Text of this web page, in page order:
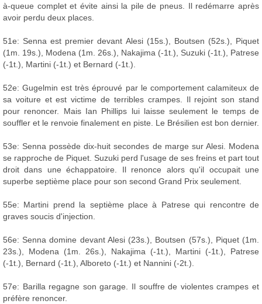
à-queue complet et évite ainsi la pile de pneus. Il redémarre après
avoir perdu deux places.
51e: Senna est premier devant Alesi (15s.), Boutsen (52s.), Piquet
(1m. 19s.), Modena (1m. 26s.), Nakajima (-1t.), Suzuki (-1t.), Patrese
(-1t.), Martini (-1t.) et Bernard (-1t.).
52e: Gugelmin est très éprouvé par le comportement calamiteux de
sa voiture et est victime de terribles crampes. Il rejoint son stand
pour renoncer. Mais Ian Phillips lui laisse seulement le temps de
souffler et le renvoie finalement en piste. Le Brésilien est bon dernier.
53e: Senna possède dix-huit secondes de marge sur Alesi. Modena
se rapproche de Piquet. Suzuki perd l'usage de ses freins et part tout
droit dans une échappatoire. Il renonce alors qu'il occupait une
superbe septième place pour son second Grand Prix seulement.
55e: Martini prend la septième place à Patrese qui rencontre de
graves soucis d'injection.
56e: Senna domine devant Alesi (23s.), Boutsen (57s.), Piquet (1m.
23s.), Modena (1m. 26s.), Nakajima (-1t.), Martini (-1t.), Patrese
(-1t.), Bernard (-1t.), Alboreto (-1t.) et Nannini (-2t.).
57e: Barilla regagne son garage. Il souffre de violentes crampes et
préfère renoncer.